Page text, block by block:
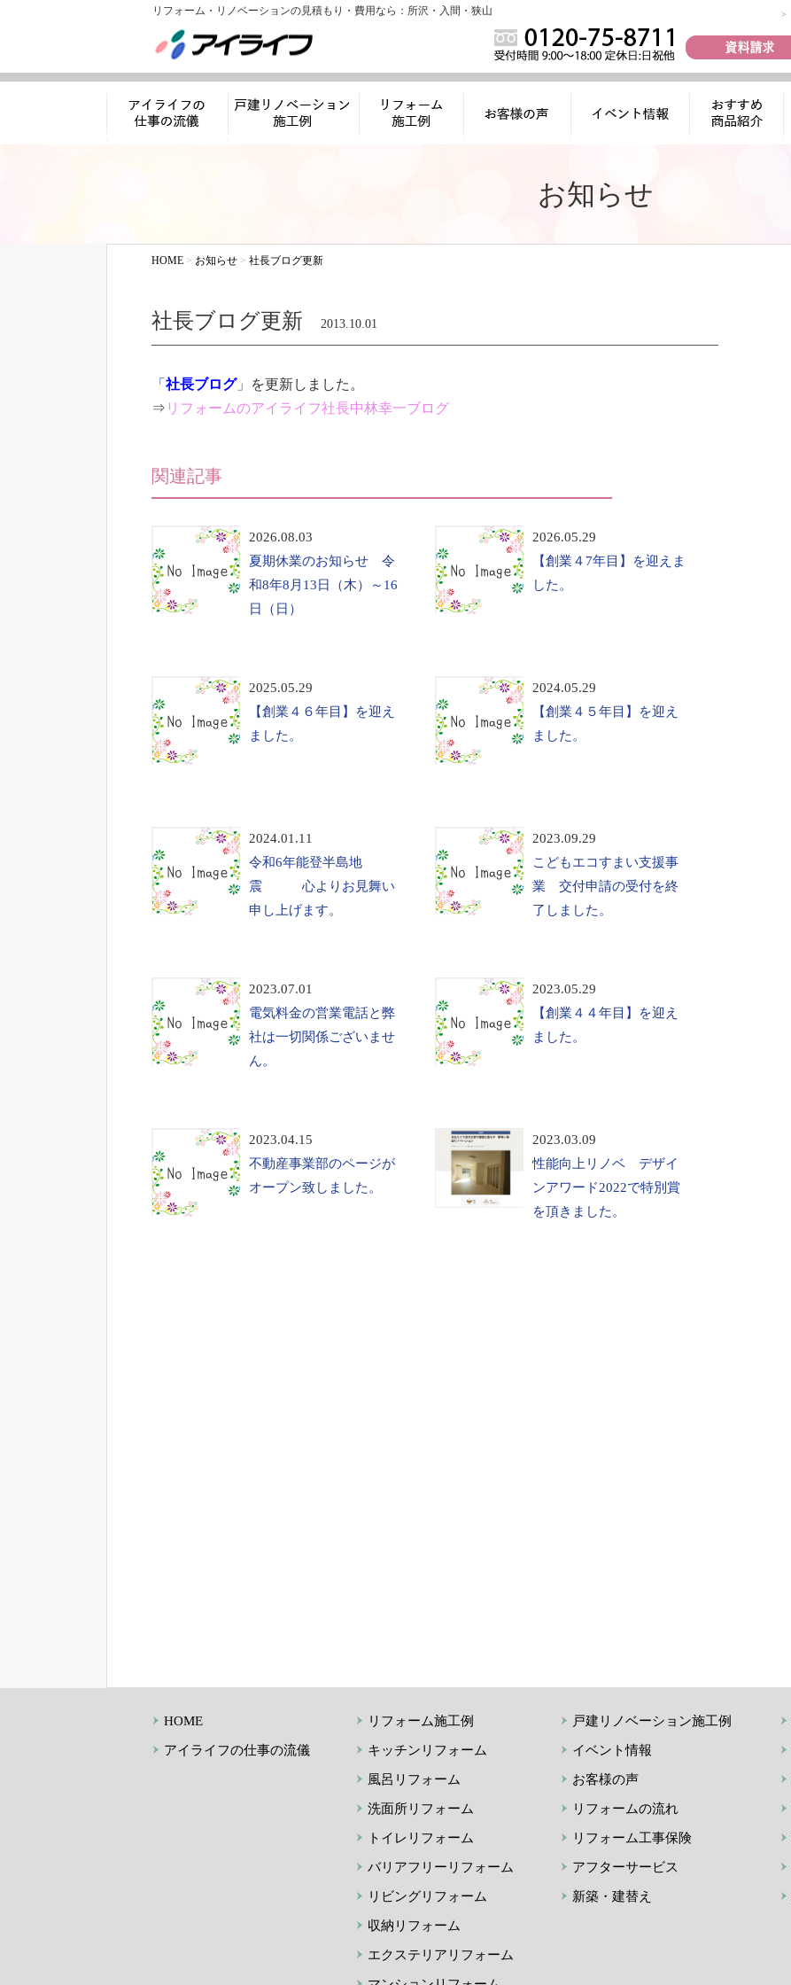
リフォーム・リノベーションの見積もり・費用なら：所沢・入間・狭山
お知らせ
HOME> お知らせ> 社長ブログ更新
社長ブログ更新 2013.10.01
「 社長ブログ」
を更新しました。
⇒ リフォームのアイライフ社長中林幸一ブログ
関連記事
2026.08.03
夏期休業のお知らせ 令
和8年8月13日（木）～16
日（日）
2026.05.29
【創業４7年目】を迎えま
した。
2025.05.29
【創業４６年目】を迎え
ました。
2024.05.29
【創業４５年目】を迎え
ました。
2024.01.11
令和6年能登半島地
震 心よりお見舞い
申し上げます。
2023.09.29
こどもエコすまい支援事
業 交付申請の受付を終
了しました。
2023.07.01
電気料金の営業電話と弊
社は一切関係ございませ
ん。
2023.05.29
【創業４４年目】を迎え
ました。
2023.04.15
不動産事業部のページが
オープン致しました。
2023.03.09
性能向上リノベ デザイ
ンアワード2022で特別賞
を頂きました。
HOME
アイライフの仕事の流儀
リフォーム施工例
キッチンリフォーム
風呂リフォーム
洗面所リフォーム
トイレリフォーム
バリアフリーリフォーム
リビングリフォーム
収納リフォーム
エクステリアリフォーム
戸建リノベーション施工例
イベント情報
お客様の声
リフォームの流れ
リフォーム工事保険
アフターサービス
新築・建替え